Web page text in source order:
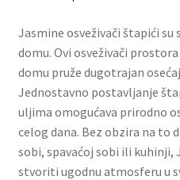
Pokloni
Pokloni za 8. mart
Pokloni za Dan
Jasmine osveživači štapići su
domu. Ovi osveživači
domu pruže dugotrajan
Jednostavno postavljanje
uljima omogućava prirodno
celog dana. Bez obzira na to
sobi, spavaćoj sobi ili kuhinji,
stvoriti ugodnu atmosferu u